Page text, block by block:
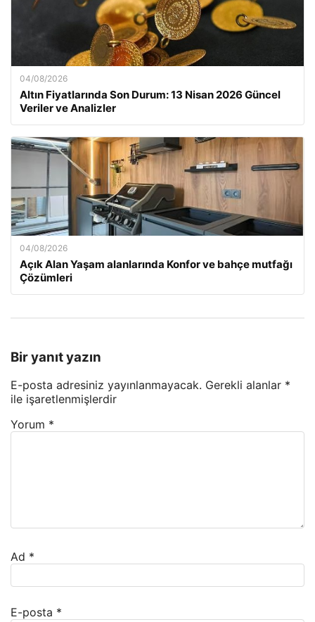
04/08/2026
Altın Fiyatlarında Son Durum: 13 Nisan 2026 Güncel
Veriler ve Analizler
04/08/2026
Açık Alan Yaşam alanlarında Konfor ve bahçe mutfağı
Çözümleri
Bir yanıt yazın
E-posta adresiniz yayınlanmayacak. Gerekli alanlar *
ile işaretlenmişlerdir
Yorum *
Ad *
E-posta *